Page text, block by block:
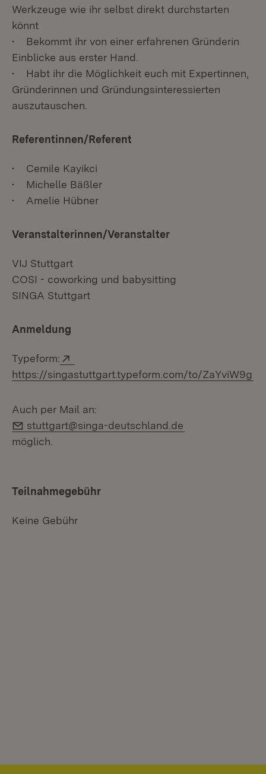
Werkzeuge wie ihr selbst direkt durchstarten
könnt
• Bekommt ihr von einer erfahrenen Gründerin
Einblicke aus erster Hand.
• Habt ihr die Möglichkeit euch mit Expertinnen,
Gründerinnen und Gründungsinteressierten
auszutauschen.
Referentinnen/Referent
• Cemile Kayikci
• Michelle Bäßler
• Amelie Hübner
Veranstalterinnen/Veranstalter
VIJ Stuttgart
COSI - coworking und babysitting
SINGA Stuttgart
Anmeldung
Typeform:
https://singastuttgart.typeform.com/to/ZaYviW9g
Auch per Mail an:
E-Mail:
stuttgart@singa-deutschland.de
möglich.
Teilnahmegebühr
Keine Gebühr